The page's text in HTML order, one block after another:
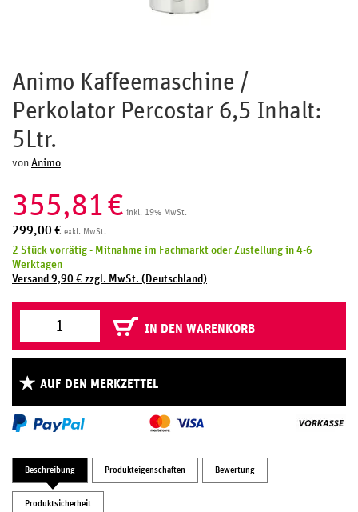
Animo Kaffeemaschine /
Perkolator Percostar 6,5 Inhalt:
5Ltr.
von Animo
355,81€ inkl. 19% MwSt.
299,00€ exkl. MwSt.
2 Stück vorrätig - Mitnahme im Fachmarkt oder Zustellung in 4-6
Werktagen
Versand 9,90 € zzgl. MwSt. (Deutschland)
IN DEN WARENKORB
AUF DEN MERKZETTEL
Beschreibung Produkteigenschaften Bewertung
Produktsicherheit